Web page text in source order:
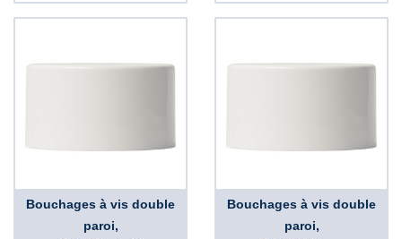
Bouchages à vis double
paroi,
Bouchages à vis double
paroi,